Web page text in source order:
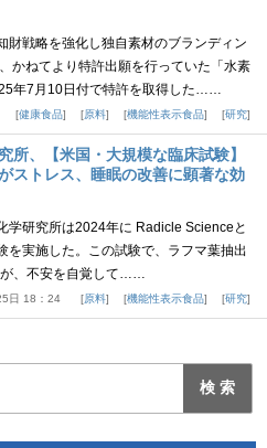
財戦略を強化し独自素材のブランディン
かねてより特許出願を行っていた「水素
年7月10日付で特許を取得した……
健康食品 原料 機能性表示食品 研究
所、【米国・大規模な臨床試験】
ストレス、睡眠の改善に顕著な効
学研究所は2024年に Radicle Scienceと
を実施した。この試験で、ラフマ葉抽出
、不安を自覚して……
日 18：24 原料 機能性表示食品 研究